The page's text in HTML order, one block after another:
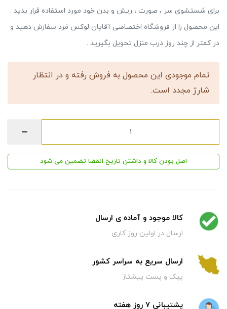
برای شستشوی سر ، صورت ، ریش و بدن خود مورد استفاده قرار بدید .
این محصول را از فروشگاه اختصاصی آقایان لوکس مَرد سفارش دهید و
در کمتر از چند روز درب منزل تحویل بگیرید .
تمام موجودی این محصول به فروش رفته و در انتظار
شارژ مجدد است.
اصل بودن کالا و داشتن تاریخ انقضا تضمین می شود
کالا موجود و آماده ی ارسال
ارسال در اولین روز کاری
ارسال سریع به سراسر کشور
پیک و پست پیشتاز
پشتیبانی 7 روز هفته